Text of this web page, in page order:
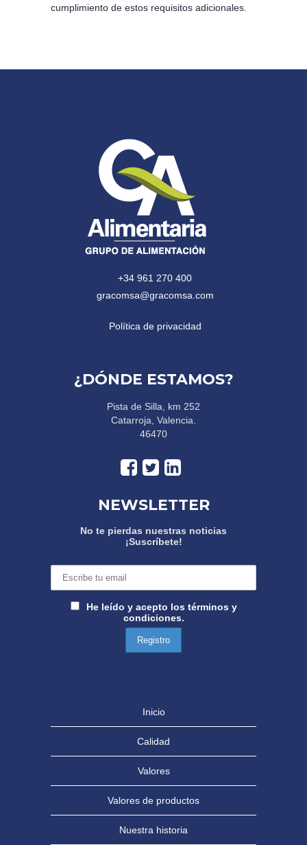
cumplimiento de estos requisitos adicionales.
+34 961 270 400
gracomsa@gracomsa.com
Política de privacidad
¿DÓNDE ESTAMOS?
Pista de Silla, km 252
Catarroja, Valencia.
46470
NEWSLETTER
No te pierdas nuestras noticias
¡Suscríbete!
He leído y acepto los términos y
condiciones.
Inicio
Calidad
Valores
Valores de productos
Nuestra historia